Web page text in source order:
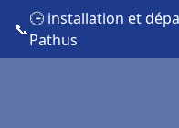
📞
🕒 installation et
Pathus